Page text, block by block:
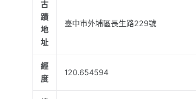
古
蹟
地
址
臺中市外埔區長生路229號
經
度
120.654594